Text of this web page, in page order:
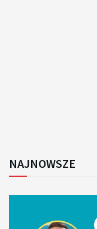
NAJNOWSZE